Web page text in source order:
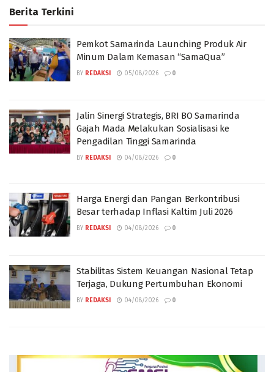
Berita Terkini
Pemkot Samarinda Launching Produk Air
Minum Dalam Kemasan “SamaQua”
BY REDAKSI 05/08/2026 0
Jalin Sinergi Strategis, BRI BO Samarinda
Gajah Mada Melakukan Sosialisasi ke
Pengadilan Tinggi Samarinda
BY REDAKSI 04/08/2026 0
Harga Energi dan Pangan Berkontribusi
Besar terhadap Inflasi Kaltim Juli 2026
BY REDAKSI 04/08/2026 0
Stabilitas Sistem Keuangan Nasional Tetap
Terjaga, Dukung Pertumbuhan Ekonomi
BY REDAKSI 04/08/2026 0